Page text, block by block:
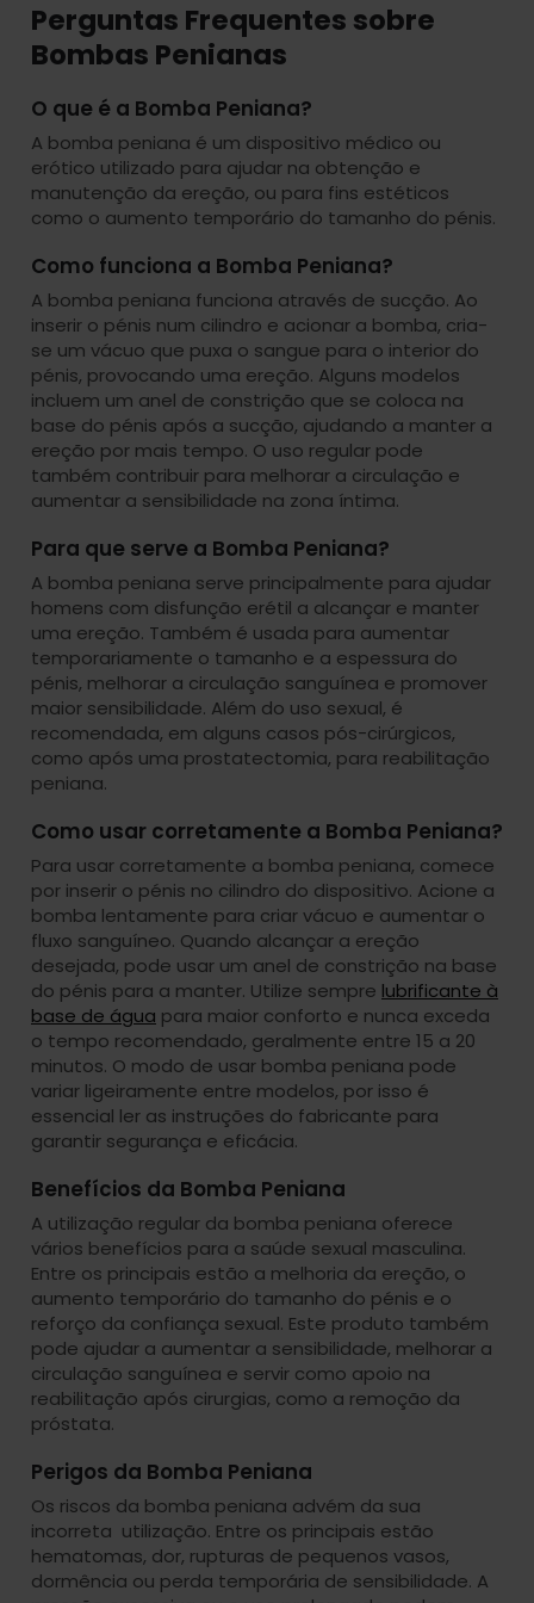
Perguntas Frequentes sobre
Bombas Penianas
O que é a Bomba Peniana?
A bomba peniana é um dispositivo médico ou
erótico utilizado para ajudar na obtenção e
manutenção da ereção, ou para fins estéticos
como o aumento temporário do tamanho do pénis.
Como funciona a Bomba Peniana?
A bomba peniana funciona através de sucção. Ao
inserir o pénis num cilindro e acionar a bomba, cria-
se um vácuo que puxa o sangue para o interior do
pénis, provocando uma ereção. Alguns modelos
incluem um anel de constrição que se coloca na
base do pénis após a sucção, ajudando a manter a
ereção por mais tempo. O uso regular pode
também contribuir para melhorar a circulação e
aumentar a sensibilidade na zona íntima.
Para que serve a Bomba Peniana?
A bomba peniana serve principalmente para ajudar
homens com disfunção erétil a alcançar e manter
uma ereção. Também é usada para aumentar
temporariamente o tamanho e a espessura do
pénis, melhorar a circulação sanguínea e promover
maior sensibilidade. Além do uso sexual, é
recomendada, em alguns casos pós-cirúrgicos,
como após uma prostatectomia, para reabilitação
peniana.
Como usar corretamente a Bomba Peniana?
Para usar corretamente a bomba peniana, comece
por inserir o pénis no cilindro do dispositivo. Acione a
bomba lentamente para criar vácuo e aumentar o
fluxo sanguíneo. Quando alcançar a ereção
desejada, pode usar um anel de constrição na base
do pénis para a manter. Utilize sempre lubrificante à
base de água para maior conforto e nunca exceda
o tempo recomendado, geralmente entre 15 a 20
minutos. O modo de usar bomba peniana pode
variar ligeiramente entre modelos, por isso é
essencial ler as instruções do fabricante para
garantir segurança e eficácia.
Benefícios da Bomba Peniana
A utilização regular da bomba peniana oferece
vários benefícios para a saúde sexual masculina.
Entre os principais estão a melhoria da ereção, o
aumento temporário do tamanho do pénis e o
reforço da confiança sexual. Este produto também
pode ajudar a aumentar a sensibilidade, melhorar a
circulação sanguínea e servir como apoio na
reabilitação após cirurgias, como a remoção da
próstata.
Perigos da Bomba Peniana
Os riscos da bomba peniana advém da sua
incorreta utilização. Entre os principais estão
hematomas, dor, rupturas de pequenos vasos,
dormência ou perda temporária de sensibilidade. A